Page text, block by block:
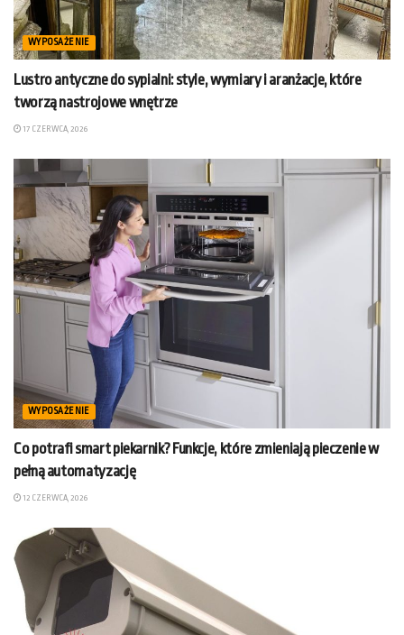
WYPOSAŻENIE
Lustro antyczne do sypialni: style, wymiary i aranżacje, które
tworzą nastrojowe wnętrze
17 CZERWCA, 2026
WYPOSAŻENIE
Co potrafi smart piekarnik? Funkcje, które zmieniają pieczenie w
pełną automatyzację
12 CZERWCA, 2026